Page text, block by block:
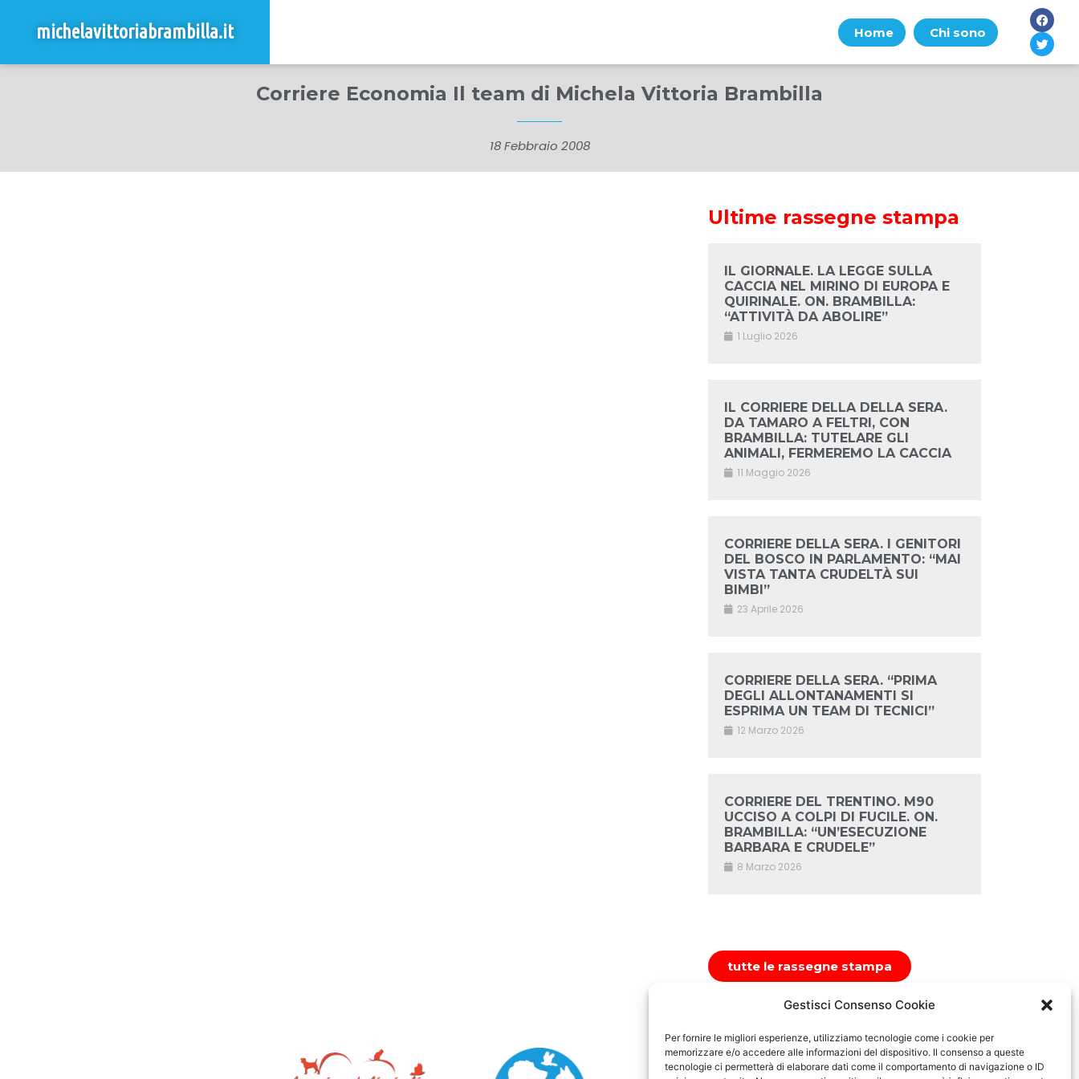
Gestisci Consenso Cookie
Per fornire le migliori esperienze, utilizziamo tecnologie come i cookie per
memorizzare e/o accedere alle informazioni del dispositivo. Il consenso a queste
tecnologie ci permetterà di elaborare dati come il comportamento di navigazione o ID
michelavittoriabrambilla.it Home Chi sono
Corriere Economia Il team di Michela Vittoria Brambilla
18 Febbraio 2008
Ultime rassegne stampa
IL GIORNALE. LA LEGGE SULLA
CACCIA NEL MIRINO DI EUROPA E
QUIRINALE. ON. BRAMBILLA:
“ATTIVITÀ DA ABOLIRE”
1 Luglio 2026
IL CORRIERE DELLA DELLA SERA.
DA TAMARO A FELTRI, CON
BRAMBILLA: TUTELARE GLI
ANIMALI, FERMEREMO LA CACCIA
11 Maggio 2026
CORRIERE DELLA SERA. I GENITORI
DEL BOSCO IN PARLAMENTO: “MAI
VISTA TANTA CRUDELTÀ SUI
BIMBI”
23 Aprile 2026
CORRIERE DELLA SERA. “PRIMA
DEGLI ALLONTANAMENTI SI
ESPRIMA UN TEAM DI TECNICI”
12 Marzo 2026
CORRIERE DEL TRENTINO. M90
UCCISO A COLPI DI FUCILE. ON.
BRAMBILLA: “UN’ESECUZIONE
BARBARA E CRUDELE”
8 Marzo 2026
tutte le rassegne stampa